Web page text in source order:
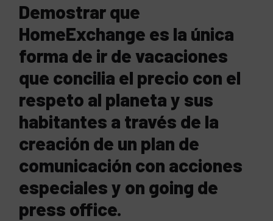
Demostrar que
HomeExchange es la única
forma de ir de vacaciones
que concilia el precio con el
respeto al planeta y sus
habitantes a través de la
creación de un plan de
comunicación con acciones
especiales y on going de
press office.